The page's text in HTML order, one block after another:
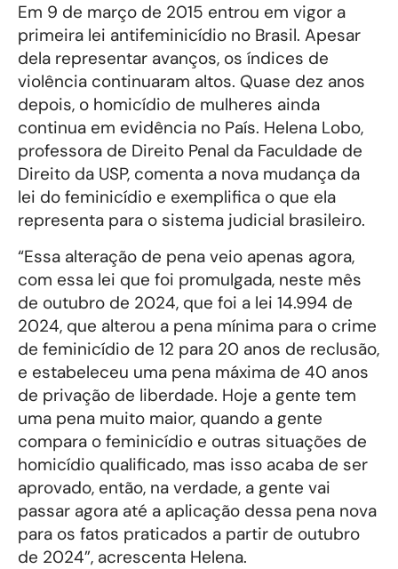
Em 9 de março de 2015 entrou em vigor a
primeira lei antifeminicídio no Brasil. Apesar
dela representar avanços, os índices de
violência continuaram altos. Quase dez anos
depois, o homicídio de mulheres ainda
continua em evidência no País. Helena Lobo,
professora de Direito Penal da Faculdade de
Direito da USP, comenta a nova mudança da
lei do feminicídio e exemplifica o que ela
representa para o sistema judicial brasileiro.
“Essa alteração de pena veio apenas agora,
com essa lei que foi promulgada, neste mês
de outubro de 2024, que foi a lei 14.994 de
2024, que alterou a pena mínima para o crime
de feminicídio de 12 para 20 anos de reclusão,
e estabeleceu uma pena máxima de 40 anos
de privação de liberdade. Hoje a gente tem
uma pena muito maior, quando a gente
compara o feminicídio e outras situações de
homicídio qualificado, mas isso acaba de ser
aprovado, então, na verdade, a gente vai
passar agora até a aplicação dessa pena nova
para os fatos praticados a partir de outubro
de 2024”, acrescenta Helena.